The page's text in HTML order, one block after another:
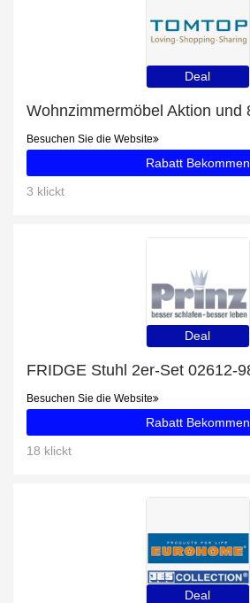
Deal
Besuchen Sie die Website
Rabatt Bekommen
3 klickt
Deal
Besuchen Sie die Website
Rabatt Bekommen
18 klickt
Deal